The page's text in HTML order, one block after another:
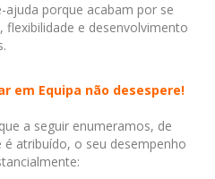
porque acabam por se
flexibilidade e desenvolvimento
em Equipa não desespere!
a seguir enumeramos, de
atribuído, o seu desempenho